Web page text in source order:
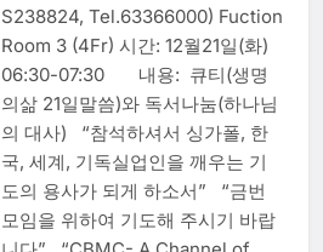
S238824, Tel.63366000) Fuction
Room 3 (4Fr) 시간: 12월21일(화)
06:30-07:30 내용: 큐티(생명
의삶 21일말씀)와 독서나눔(하나님
의 대사) “참석하셔서 싱가폴, 한
국, 세계, 기독실업인을 깨우는 기
도의 용사가 되게 하소서” “금번
모임을 위하여 기도해 주시기 바랍